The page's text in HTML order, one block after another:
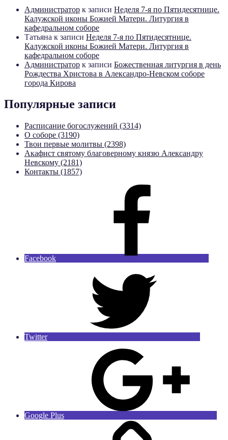
Администратор к записи Неделя 7-я по Пятидесятнице.
Калужской иконы Божией Матери. Литургия в
кафедральном соборе
Татьяна к записи Неделя 7-я по Пятидесятнице.
Калужской иконы Божией Матери. Литургия в
кафедральном соборе
Администратор к записи Божественная литургия в день
Рождества Христова в Александро-Невском соборе
города Кирова
Популярные записи
Расписание богослужений (3314)
О соборе (3190)
Твои первые молитвы (2398)
Акафист святому благоверному князю Александру
Невскому (2181)
Контакты (1857)
Facebook
Twitter
Google Plus